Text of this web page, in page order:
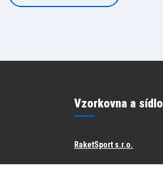
Vzorkovna a sídlo
RaketSport s.r.o.